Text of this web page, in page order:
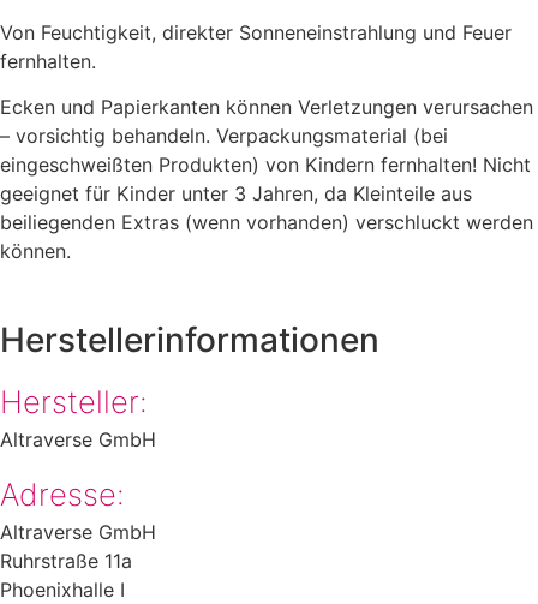
Von Feuchtigkeit, direkter Sonneneinstrahlung und Feuer
fernhalten.
Ecken und Papierkanten können Verletzungen verursachen
– vorsichtig behandeln. Verpackungsmaterial (bei
eingeschweißten Produkten) von Kindern fernhalten! Nicht
geeignet für Kinder unter 3 Jahren, da Kleinteile aus
beiliegenden Extras (wenn vorhanden) verschluckt werden
können.
Herstellerinformationen
Hersteller:
Altraverse GmbH
Adresse:
Altraverse GmbH
Ruhrstraße 11a
Phoenixhalle I